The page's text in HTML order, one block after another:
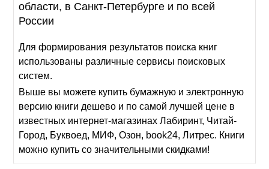
области, в Санкт-Петербурге и по всей
России
Для формирования результатов поиска книг
использованы различные сервисы поисковых
систем.
Выше вы можете купить бумажную и электронную
версию книги дешево и по самой лучшей цене в
известных интернет-магазинах Лабиринт, Читай-
Город, Буквоед, МИФ, Озон, book24, Литрес. Книги
можно купить со значительными скидками!